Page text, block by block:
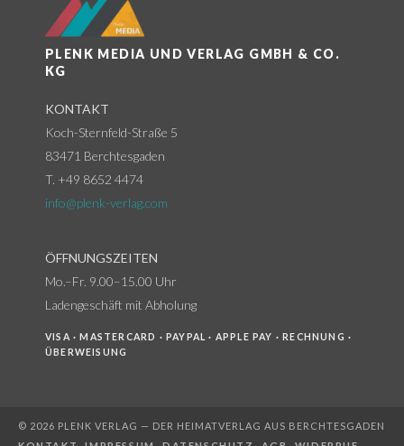
PLENK MEDIA UND VERLAG GMBH & CO.
KG
KONTAKT
Koch-Sternfeld-Straße 5
83471 Berchtesgaden
T. +49 8652 4474
info@plenk-verlag.com
ÖFFNUNGSZEITEN
Mo.–Fr. 9.00–15.00 Uhr
Ladengeschäft mit Abholung
VISA · MASTERCARD · PAYPAL · APPLE PAY · RECHNUNG ·
ÜBERWEISUNG
© 2026 PLENK VERLAG — DER HEIMATVERLAG AUS BERCHTESGADEN